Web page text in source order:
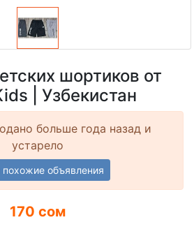
шортиков от
| Узбекистан
больше года назад и
устарело
похожие объявления
170 сом